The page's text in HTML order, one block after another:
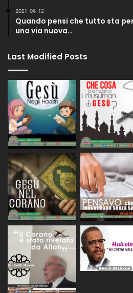
2021-06-12
Quando pensi che tutto sta
una via nuova…
Last Modified Posts